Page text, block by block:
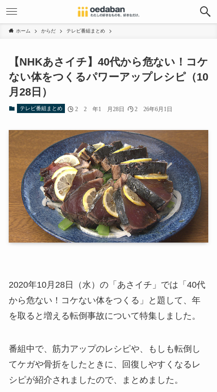
ホーム からだ テレビ番組まとめ
【NHKあさイチ】40代から危ない！コケ
ない体をつくるパワーアップレシピ（10
月28日）
テレビ番組まとめ 2020年10月28日 2026年6月1日
2020年10月28日（水）の「あさイチ」では「40代
から危ない！コケない体をつくる」と題して、年
を取ると増える転倒事故について特集しました。
番組中で、筋力アップのレシピや、もしも転倒し
てケガや骨折をしたときに、回復しやすくなるレ
シピが紹介されましたので、まとめました。